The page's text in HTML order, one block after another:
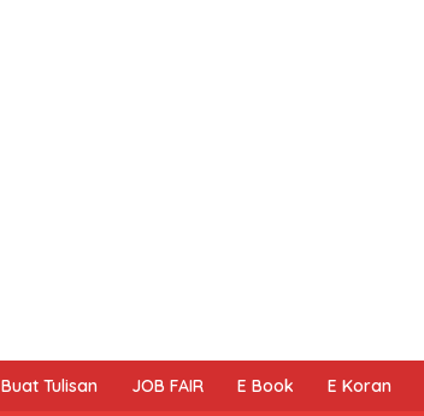
Buat Tulisan JOB FAIR E Book E Koran